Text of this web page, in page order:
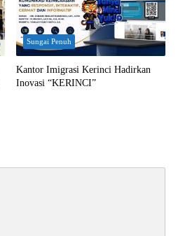
Sungai Penuh
Kantor Imigrasi Kerinci Hadirkan
Inovasi “KERINCI”